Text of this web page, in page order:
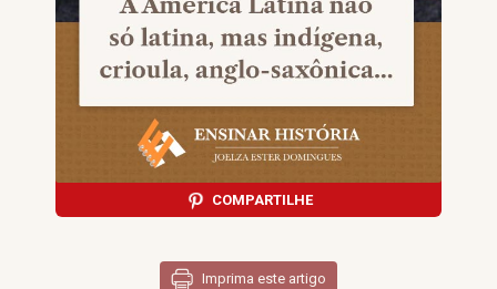
COMPARTILHE
Imprima este artigo